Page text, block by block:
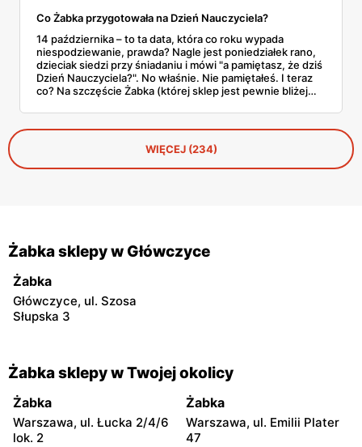
Co Żabka przygotowała na Dzień Nauczyciela?
14 października – to ta data, która co roku wypada
niespodziewanie, prawda? Nagle jest poniedziałek rano,
dzieciak siedzi przy śniadaniu i mówi "a pamiętasz, że dziś
Dzień Nauczyciela?". No właśnie. Nie pamiętałeś. I teraz
co? Na szczęście Żabka (której sklep jest pewnie bliżej
ofertę na tę okazję. Od Kit Kata za 7,50 zł po Ferrero za 33
złote. Sprawdzamy, co warto rzucić do koszyka, zanim
dotrze do ciebie, że znowu zapomniałeś o ważnym dniu.
WIĘCEJ (234)
Żabka sklepy w Główczyce
Żabka
Główczyce, ul. Szosa
Słupska 3
Żabka sklepy w Twojej okolicy
Żabka
Warszawa, ul. Łucka 2/4/6
lok. 2
Żabka
Warszawa, ul. Emilii Plater
47